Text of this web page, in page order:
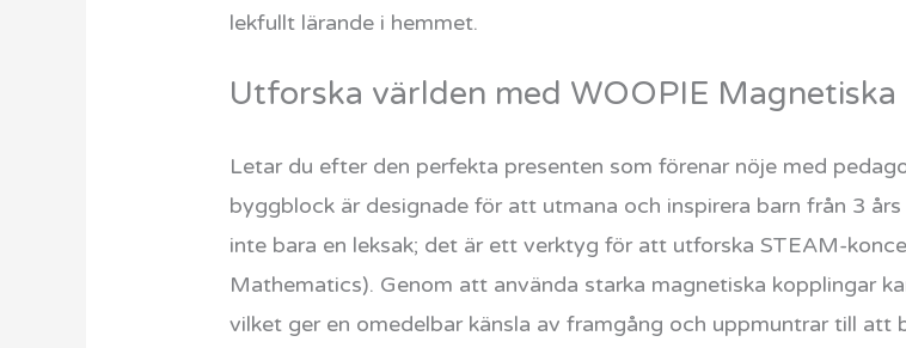
lekfullt lärande i hemmet.
Utforska världen med WOOPIE
Letar du efter den perfekta presenten som förenar nöje med
byggblock är designade för att utmana och inspirera barn från 3
inte bara en leksak; det är ett verktyg för att utforska STEAM-
Mathematics). Genom att använda starka magnetiska kopplingar
vilket ger en omedelbar känsla av framgång och uppmuntrar till att